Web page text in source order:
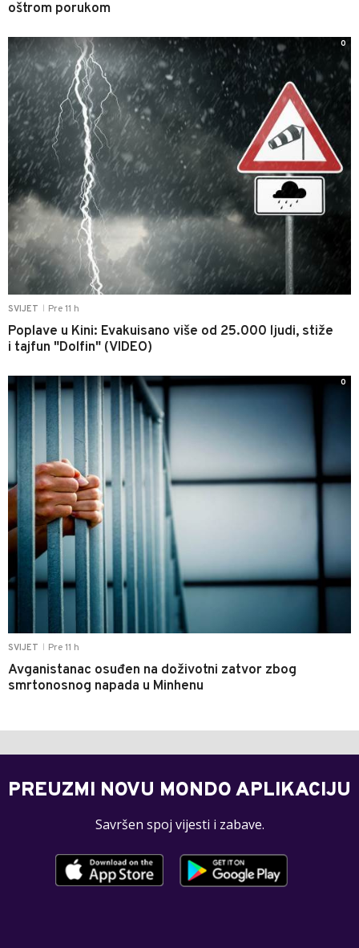
oštrom porukom
SVIJET Pre 11 h
Poplave u Kini: Evakuisano više od 25.000 ljudi, stiže
i tajfun "Dolfin" (VIDEO)
0
SVIJET Pre 11 h
Avganistanac osuđen na doživotni zatvor zbog
smrtonosnog napada u Minhenu
0
PREUZMI NOVU MONDO APLIKACIJU
Savršen spoj vijesti i zabave.